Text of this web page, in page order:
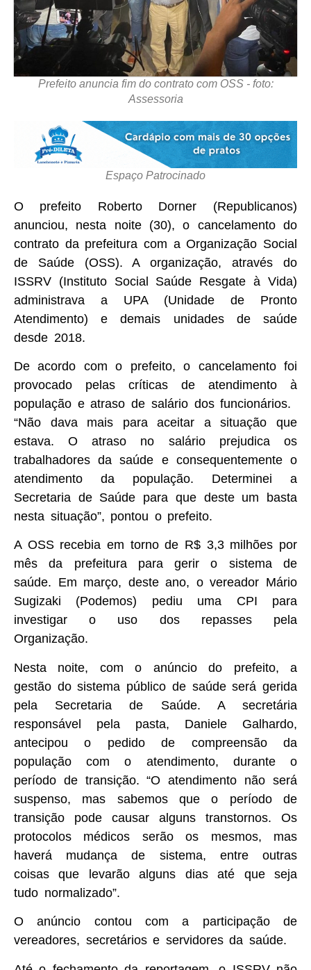
Prefeito anuncia fim do contrato com OSS - foto:
Assessoria
Espaço Patrocinado
O prefeito Roberto Dorner (Republicanos)
anunciou, nesta noite (30), o cancelamento do
contrato da prefeitura com a Organização Social
de Saúde (OSS). A organização, através do
ISSRV (Instituto Social Saúde Resgate à Vida)
administrava a UPA (Unidade de Pronto
Atendimento) e demais unidades de saúde
desde 2018.
De acordo com o prefeito, o cancelamento foi
provocado pelas críticas de atendimento à
população e atraso de salário dos funcionários.
“Não dava mais para aceitar a situação que
estava. O atraso no salário prejudica os
trabalhadores da saúde e consequentemente o
atendimento da população. Determinei a
Secretaria de Saúde para que deste um basta
nesta situação”, pontou o prefeito.
A OSS recebia em torno de R$ 3,3 milhões por
mês da prefeitura para gerir o sistema de
saúde. Em março, deste ano, o vereador Mário
Sugizaki (Podemos) pediu uma CPI para
investigar o uso dos repasses pela
Organização.
Nesta noite, com o anúncio do prefeito, a
gestão do sistema público de saúde será gerida
pela Secretaria de Saúde. A secretária
responsável pela pasta, Daniele Galhardo,
antecipou o pedido de compreensão da
população com o atendimento, durante o
período de transição. “O atendimento não será
suspenso, mas sabemos que o período de
transição pode causar alguns transtornos. Os
protocolos médicos serão os mesmos, mas
haverá mudança de sistema, entre outras
coisas que levarão alguns dias até que seja
tudo normalizado”.
O anúncio contou com a participação de
vereadores, secretários e servidores da saúde.